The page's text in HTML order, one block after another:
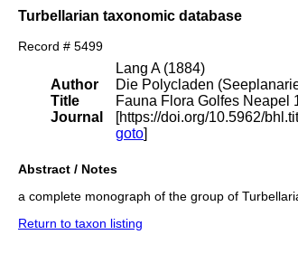
Turbellarian taxonomic database
Record # 5499
Author
Title
Journal
Lang A (1884)
Die Polycladen
Fauna Flora Golfes Neapel
[https://doi.org/10.5962/
goto]
Abstract / Notes
a complete monograph of the group of
Return to taxon listing